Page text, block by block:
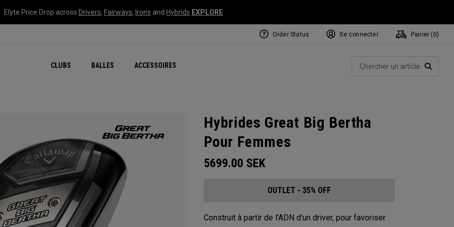
Elyte Price Drop across Drivers, Fairways, Irons and Hybrids EXPLORE
CLUBS BALLES ACCESSOIRES
Order Status Se connecter Panier ( 0)
Hybrides Great Big Bertha
Pour Femmes
5699.00 SEK
OUTLET - 35% OFF
Construit à partir de l'ADN d'un driver, pour favoriser